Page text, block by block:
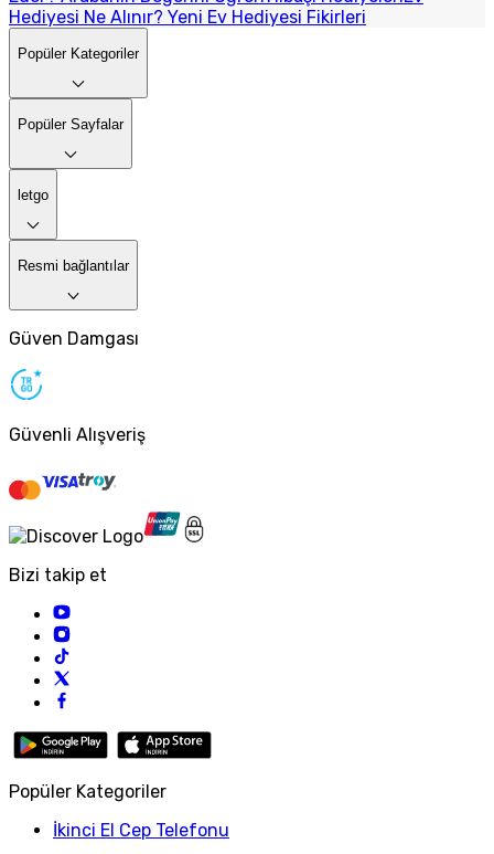
Hediyesi Ne Alınır? Yeni Ev Hediyesi Fikirleri
Popüler Kategoriler
Popüler Sayfalar
letgo
Resmi bağlantılar
Güven Damgası
Güvenli Alışveriş
Bizi takip et
Popüler Kategoriler
İkinci El Cep Telefonu